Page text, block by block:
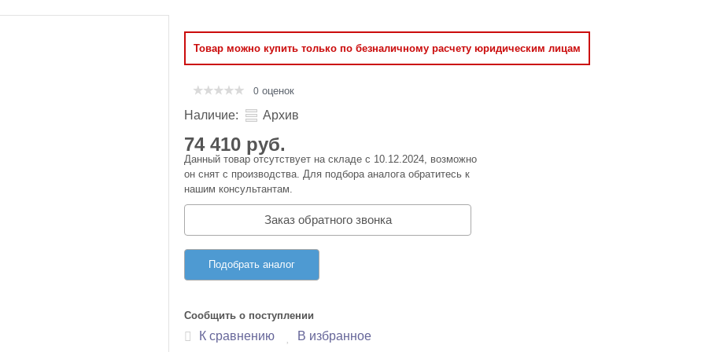
Товар можно купить только по безналичному расчету юридическим лицам
0 оценок
Наличие: Архив
74 410 руб.
Данный товар отсутствует на складе с 10.12.2024, возможно
он снят с производства. Для подбора аналога обратитесь к
нашим консультантам.
Заказ обратного звонка
Подобрать аналог
Сообщить о поступлении
К сравнению В избранное
память